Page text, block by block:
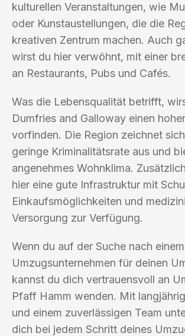
kulturellen Veranstaltungen, wie
oder Kunstaustellungen, die die
kreativen Zentrum machen. Auch
wirst du hier verwöhnt, mit einer
an Restaurants, Pubs und Cafés.
Was die Lebensqualität betrifft,
Dumfries and Galloway einen
vorfinden. Die Region zeichnet
geringe Kriminalitätsrate aus und
angenehmes Wohnklima.
hier eine gute Infrastruktur mit
Einkaufsmöglichkeiten und
Versorgung zur Verfügung.
Wenn du auf der Suche nach
Umzugsunternehmen für deinen
kannst du dich vertrauensvoll an
Pfaff Hamm wenden. Mit
und einem zuverlässigen Team
dich bei jedem Schritt deines